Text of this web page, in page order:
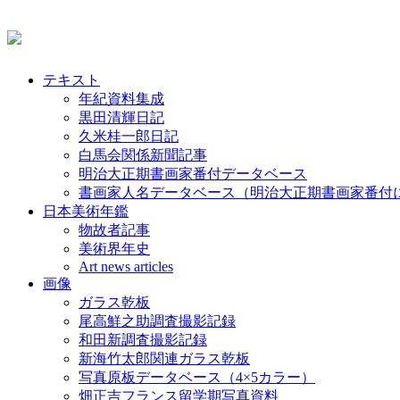
テキスト
年紀資料集成
黒田清輝日記
久米桂一郎日記
白馬会関係新聞記事
明治大正期書画家番付データベース
書画家人名データベース（明治大正期書画家番付
日本美術年鑑
物故者記事
美術界年史
Art news articles
画像
ガラス乾板
尾高鮮之助調査撮影記録
和田新調査撮影記録
新海竹太郎関連ガラス乾板
写真原板データベース（4×5カラー）
畑正吉フランス留学期写真資料